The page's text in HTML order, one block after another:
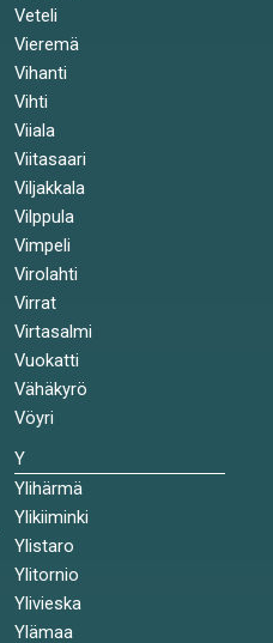
Veteli
Vieremä
Vihanti
Vihti
Viiala
Viitasaari
Viljakkala
Vilppula
Vimpeli
Virolahti
Virrat
Virtasalmi
Vuokatti
Vähäkyrö
Vöyri
Y
Ylihärmä
Ylikiiminki
Ylistaro
Ylitornio
Ylivieska
Ylämaa